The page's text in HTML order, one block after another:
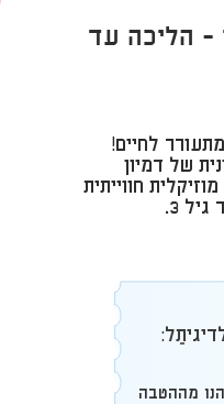
- הליכה עד
לחיים!
של דמיון
חווייתית
3.
מההטבה